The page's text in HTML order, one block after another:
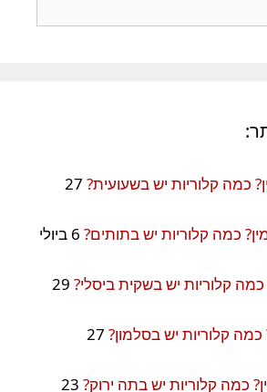
כמה קלוריות יש בשעועית? 27
כמה קלוריות יש בתותים?
6 ביולי
קלוריות יש בשקית ביסלי? 29
קלוריות יש בסלמון? 27
כמה קלוריות יש בתה ירוק? 23